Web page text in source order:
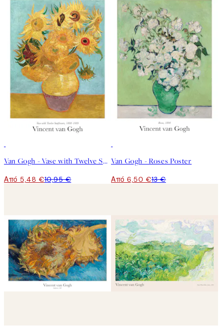
Van Gogh - Vase with Twelve Sunflowers Poster
Από 5,48 €10,95 €
Van Gogh - Roses Poster
Από 6,50 €13 €